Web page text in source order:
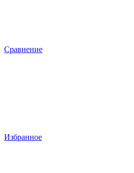
Сравнение
Избранное